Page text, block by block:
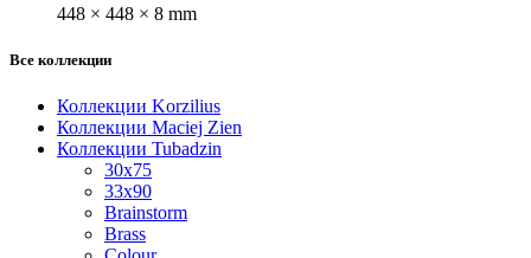
448 × 448 × 8 mm
Все коллекции
Коллекции Korzilius
Коллекции Maciej Zien
Коллекции Tubadzin
30x75
33x90
Brainstorm
Brass